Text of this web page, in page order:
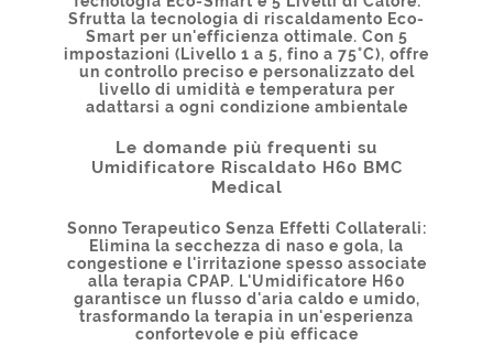
Sfrutta la tecnologia di riscaldamento Eco-
Smart per un'efficienza ottimale. Con 5
impostazioni (Livello 1 a 5, fino a 75°C), offre
un controllo preciso e personalizzato del
livello di umidità e temperatura per
adattarsi a ogni condizione ambientale
Le domande più frequenti su
Umidificatore Riscaldato H60 BMC
Medical
Sonno Terapeutico Senza Effetti Collaterali:
Elimina la secchezza di naso e gola, la
congestione e l'irritazione spesso associate
alla terapia CPAP. L'Umidificatore H60
garantisce un flusso d'aria caldo e umido,
trasformando la terapia in un'esperienza
confortevole e più efficace